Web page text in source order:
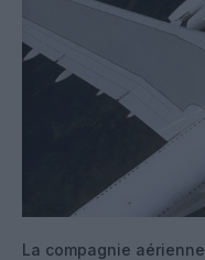
La compagnie aérienne